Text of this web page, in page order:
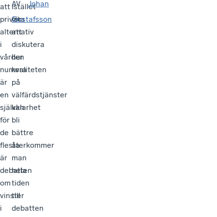
att
privata
alternativ
i
vården
numera
är
en
självklarhet
för
de
flesta
är
debatten
om
vinster
i
Istället
för
att
diskutera
hur
kvaliteten
på
välfärdstjänster
kan
bli
bättre
återkommer
man
hela
tiden
till
debatten
AV
Johan
Gustafsson